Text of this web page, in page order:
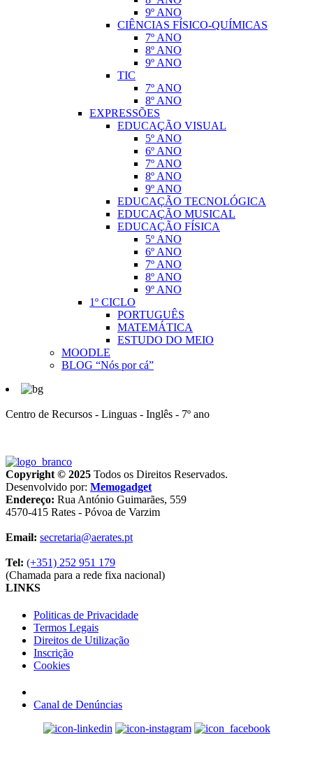
9º ANO
CIÊNCIAS FÍSICO-QUÍMICAS
7º ANO
8º ANO
9º ANO
TIC
7º ANO
8º ANO
EXPRESSÕES
EDUCAÇÃO VISUAL
5º ANO
6º ANO
7º ANO
8º ANO
9º ANO
EDUCAÇÃO TECNOLÓGICA
EDUCAÇÃO MUSICAL
EDUCAÇÃO FÍSICA
5º ANO
6º ANO
7º ANO
8º ANO
9º ANO
1º CICLO
PORTUGUÊS
MATEMÁTICA
ESTUDO DO MEIO
MOODLE
BLOG “Nós por cá”
Centro de Recursos - Linguas - Inglês - 7º ano
Copyright © 2025 Todos os Direitos Reservados.
Desenvolvido por: Memogadget
Endereço: Rua António Guimarães, 559
4570-415 Rates - Póvoa de Varzim
Email: secretaria@aerates.pt
Tel: (+351) 252 951 179
(Chamada para a rede fixa nacional)
LINKS
Politicas de Privacidade
Termos Legais
Direitos de Utilização
Inscrição
Cookies
Canal de Denúncias